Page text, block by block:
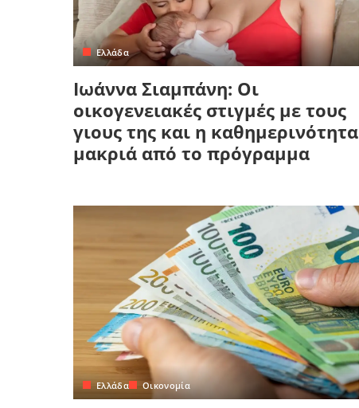
Ελλάδα
Ιωάννα Σιαμπάνη: Οι
οικογενειακές στιγμές με τους
γιους της και η καθημερινότητα
μακριά από το πρόγραμμα
Ελλάδα Οικονομία